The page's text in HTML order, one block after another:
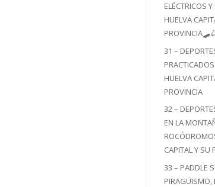
ELÉCTRICOS
HUELVA
31 –
HUELVA
PROVINCIA
32 –
EN LA
CAPITAL Y SU
33 – PADDLE
PIRAGÜISMO,